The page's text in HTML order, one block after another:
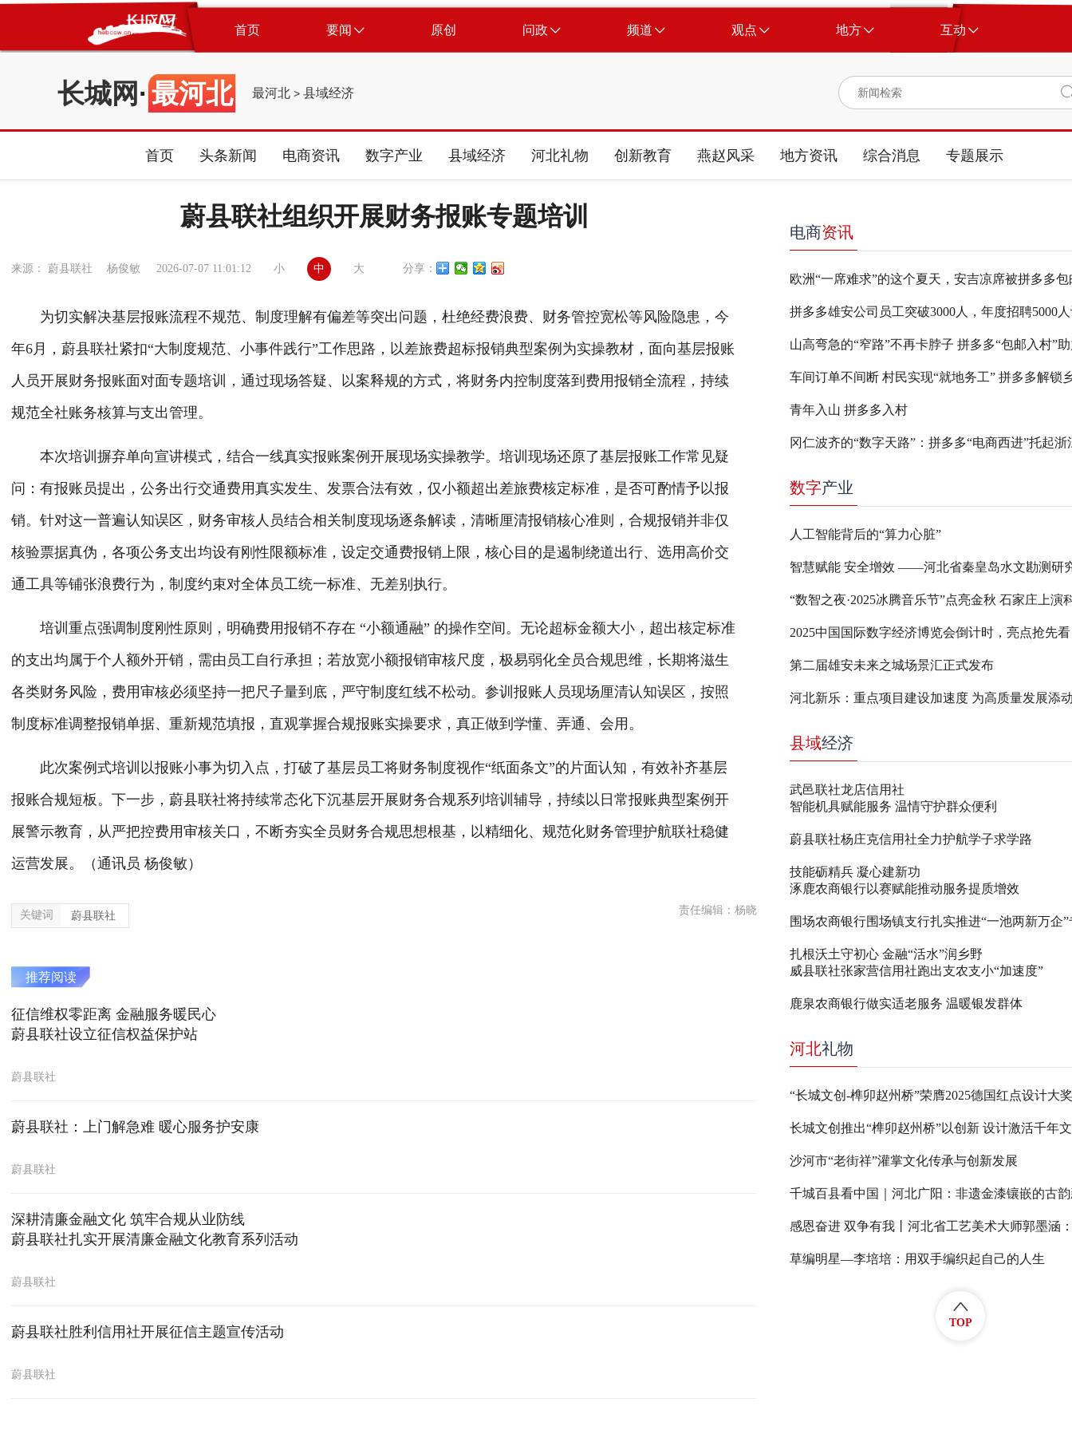
首页 要闻 原创 问政 频道 观点 地方 互动
长城网 ·最河北 最河北 > 县域经济
首页 头条新闻 电商资讯 数字产业 县域经济 河北礼物 创新教育 燕赵风采 地方资讯 综合消息 专题展示
蔚县联社组织开展财务报账专题培训
来源： 蔚县联社 杨俊敏 2026-07-07 11:01:12 小 中 大 分享：
为切实解决基层报账流程不规范、制度理解有偏差等突出问题，杜绝经费浪费、财务管控宽松等风险隐患，今
年6月，蔚县联社紧扣“大制度规范、小事件践行”工作思路，以差旅费超标报销典型案例为实操教材，面向基层报账
人员开展财务报账面对面专题培训，通过现场答疑、以案释规的方式，将财务内控制度落到费用报销全流程，持续
规范全社账务核算与支出管理。
本次培训摒弃单向宣讲模式，结合一线真实报账案例开展现场实操教学。培训现场还原了基层报账工作常见疑
问：有报账员提出，公务出行交通费用真实发生、发票合法有效，仅小额超出差旅费核定标准，是否可酌情予以报
销。针对这一普遍认知误区，财务审核人员结合相关制度现场逐条解读，清晰厘清报销核心准则 ，合规报销并非仅
核验票据真伪，各项公务支出均设有刚性限额标准，设定交通费报销上限，核心目的是遏制绕道出行、选用高价交
通工具等铺张浪费行为，制度约束对全体员工统一标准、无差别执行。
培训重点强调制度刚性原则，明确费用报销不存在 “小额通融” 的操作空间。无论超标金额大小，超出核定标准
的支出均属于个人额外开销，需由员工自行承担；若放宽小额报销审核尺度，极易弱化全员合规思维，长期将滋生
各类财务风险，费用审核必须坚持一把尺子量到底，严守制度红线不松动。参训报账人员现场厘清认知误区，按照
制度标准调整报销单据、重新规范填报，直观掌握合规报账实操要求，真正做到学懂、弄通、会用。
此次案例式培训以报账小事为切入点，打破了基层员工将财务制度视作“纸面条文”的片面认知，有效补齐基层
报账合规短板。下一步，蔚县联社将持续常态化下沉基层开展财务合规系列培训辅导，持续以日常报账典型案例开
展警示教育，从严把控费用审核关口，不断夯实全员财务合规思想根基，以精细化、规范化财务管理护航联社稳健
运营发展。
（通讯员 杨俊敏 ）
关键词 蔚县联社 责任编辑：杨晓
推荐阅读
征信维权零距离 金融服务暖民心
蔚县联社设立征信权益保护站
蔚县联社
蔚县联社：上门解急难 暖心服务护安康
蔚县联社
深耕清廉金融文化 筑牢合规从业防线
蔚县联社扎实开展清廉金融文化教育系列活动
蔚县联社
蔚县联社胜利信用社开展征信主题宣传活动
蔚县联社
电商资讯
青年入山 拼多多入村
数字产业
人工智能背后的“算力心脏”
2025中国国际数字经济博览会倒计时，亮点抢先看
第二届雄安未来之城场景汇正式发布
河北新乐：重点项目建设加速度 为高质量发展添
县域经济
武邑联社龙店信用社
智能机具赋能服务 温情守护群众便利
蔚县联社杨庄克信用社全力护航学子求学路
技能砺精兵 凝心建新功
涿鹿农商银行以赛赋能推动服务提质增效
围场农商银行围场镇支行扎实推进“一池两新万企
扎根沃土守初心 金融“活水”润乡野
威县联社张家营信用社跑出支农支小“加速度”
鹿泉农商银行做实适老服务 温暖银发群体
河北礼物
“长城文创-榫卯赵州桥”荣膺2025德国红点设计大奖
长城文创推出“榫卯赵州桥”以创新 设计激活千年
沙河市“老街祥”灌掌文化传承与创新发展
千城百县看中国｜河北广阳：非遗金漆镶嵌的古
草编明星—李培培：用双手编织起自己的人生
TOP